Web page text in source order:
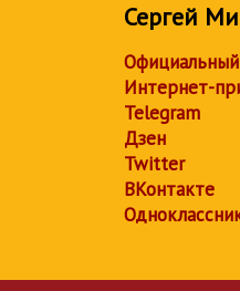
Сергей
Интернет-
Telegram
Дзен
Twitter
ВКонтакте